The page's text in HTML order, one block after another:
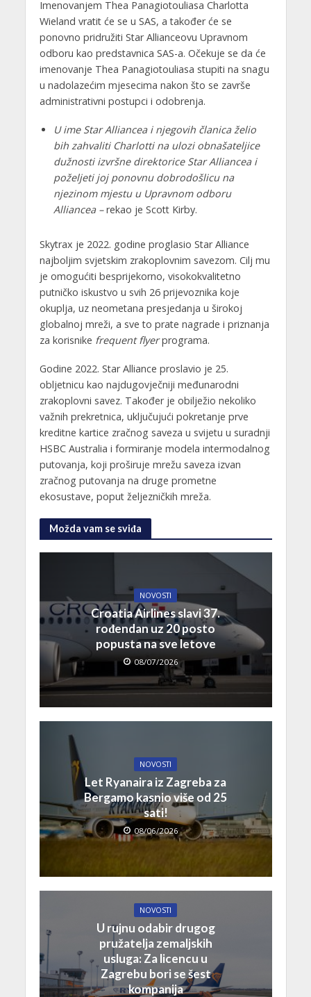
Imenovanjem Thea Panagiotouliasa Charlotta
Wieland vratit će se u SAS, a također će se
ponovno pridružiti Star Allianceovu Upravnom
odboru kao predstavnica SAS-a. Očekuje se da će
imenovanje Thea Panagiotouliasa stupiti na snagu
u nadolazećim mjesecima nakon što se završe
administrativni postupci i odobrenja.
U ime Star Alliancea i njegovih članica želio
bih zahvaliti Charlotti na ulozi obnašateljice
dužnosti izvršne direktorice Star Alliancea i
poželjeti joj ponovnu dobrodošlicu na
njezinom mjestu u Upravnom odboru
Alliancea –rekao je Scott Kirby.
Skytrax je 2022. godine proglasio Star Alliance
najboljim svjetskim zrakoplovnim savezom. Cilj mu
je omogućiti besprijekorno, visokokvalitetno
putničko iskustvo u svih 26 prijevoznika koje
okuplja, uz neometana presjedanja u širokoj
globalnoj mreži, a sve to prate nagrade i priznanja
za korisnike frequent flyerprograma.
Godine 2022. Star Alliance proslavio je 25.
obljetnicu kao najdugovječniji međunarodni
zrakoplovni savez. Također je obilježio nekoliko
važnih prekretnica, uključujući pokretanje prve
kreditne kartice zračnog saveza u svijetu u suradnji
HSBC Australia i formiranje modela intermodalnog
putovanja, koji proširuje mrežu saveza izvan
zračnog putovanja na druge prometne
ekosustave, poput željezničkih mreža.
Možda vam se sviđa
NOVOSTI
Croatia Airlines slavi 37.
rođendan uz 20 posto
popusta na sve letove
08/07/2026
NOVOSTI
Let Ryanaira iz Zagreba za
Bergamo kasnio više od 25
sati!
08/06/2026
NOVOSTI
U rujnu odabir drugog
pružatelja zemaljskih
usluga: Za licencu u
Zagrebu bori se šest
kompanija